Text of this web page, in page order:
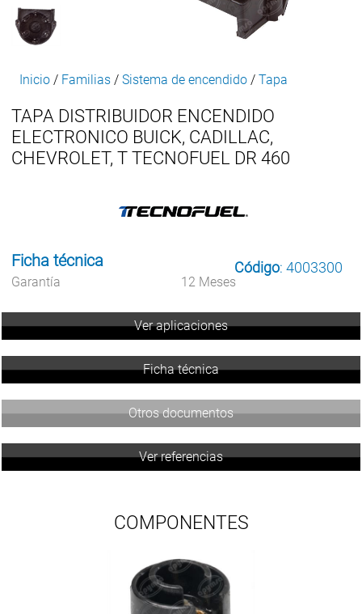
Inicio / Familias / Sistema de encendido / Tapa
TAPA DISTRIBUIDOR ENCENDIDO
ELECTRONICO BUICK, CADILLAC,
CHEVROLET, T TECNOFUEL DR 460
Código: 4003300
Ficha técnica
Garantía 12 Meses
Ver aplicaciones
Ficha técnica
Otros documentos
Ver referencias
COMPONENTES